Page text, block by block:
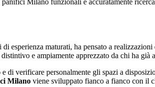
Milano funzionali e accuratamente
esperienza maturati, ha pensato a
e ampiamente apprezzato da chi ha
di verificare personalmente gli spazi a
Milano viene sviluppato fianco a fianco con il